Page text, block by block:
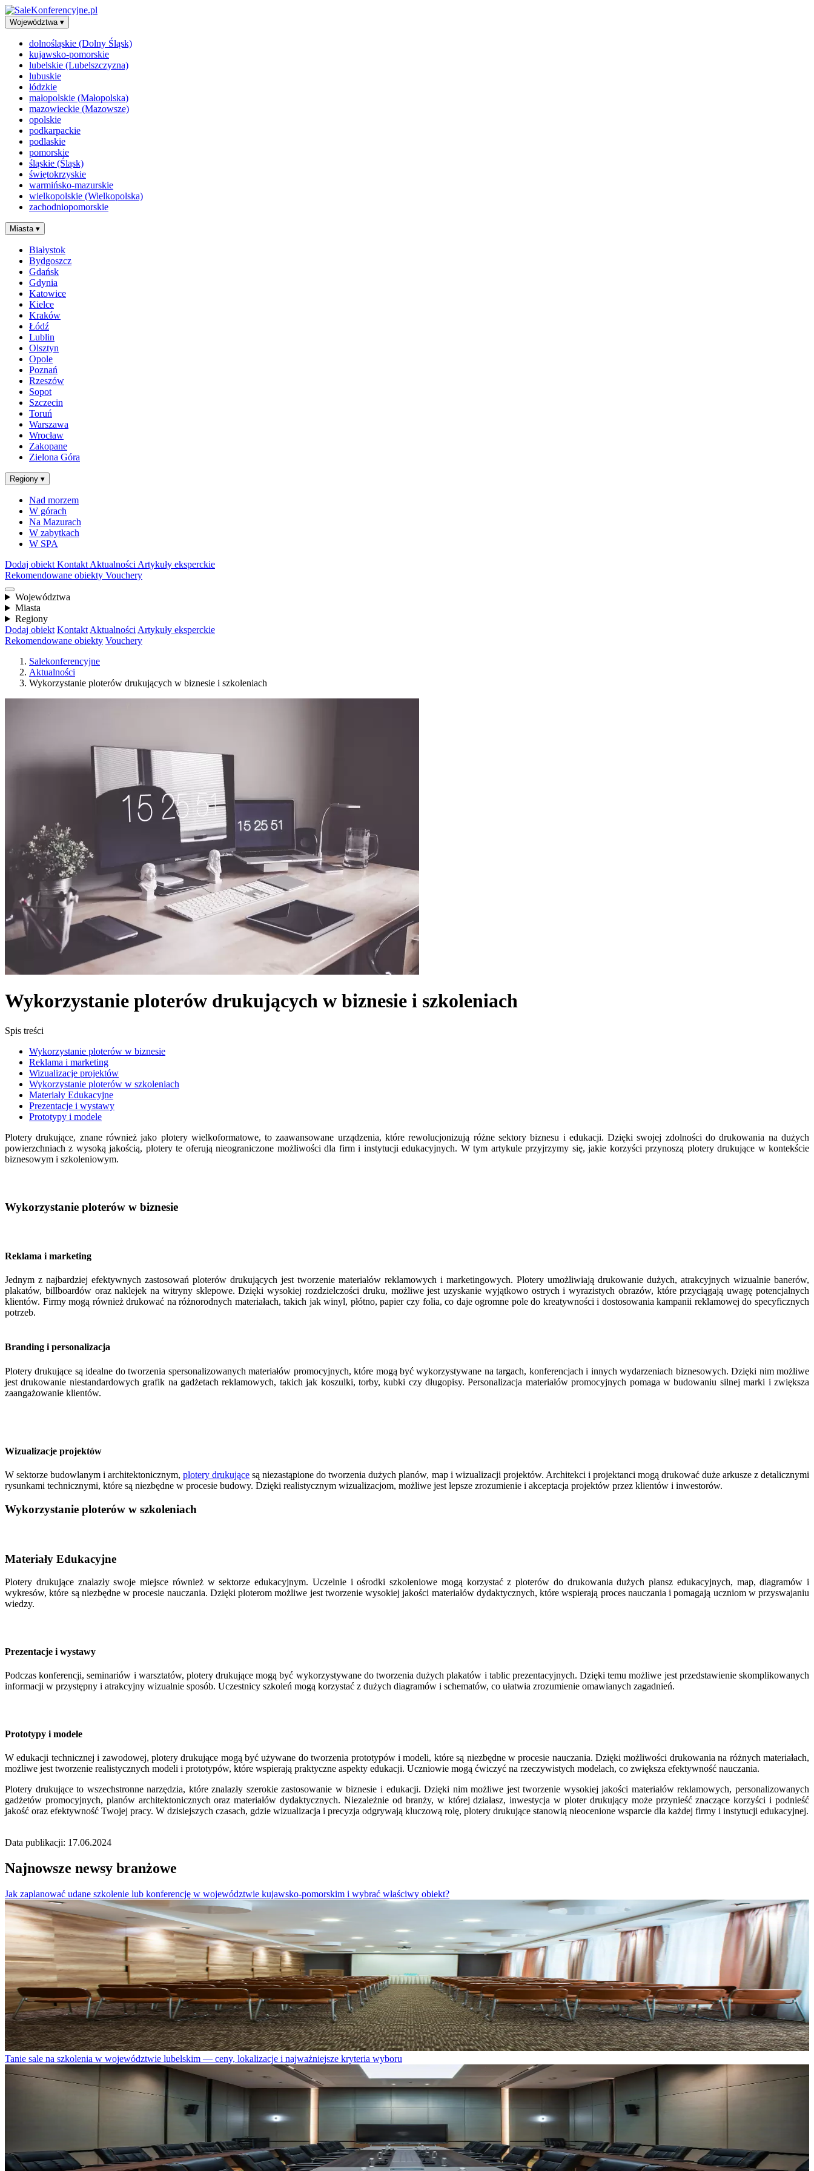
Województwa ▾
dolnośląskie (Dolny Śląsk)
kujawsko-pomorskie
lubelskie (Lubelszczyzna)
lubuskie
łódzkie
małopolskie (Małopolska)
mazowieckie (Mazowsze)
opolskie
podkarpackie
podlaskie
pomorskie
śląskie (Śląsk)
świętokrzyskie
warmińsko-mazurskie
wielkopolskie (Wielkopolska)
zachodniopomorskie
Miasta ▾
Białystok
Bydgoszcz
Gdańsk
Gdynia
Katowice
Kielce
Kraków
Łódź
Lublin
Olsztyn
Opole
Poznań
Rzeszów
Sopot
Szczecin
Toruń
Warszawa
Wrocław
Zakopane
Zielona Góra
Regiony ▾
Nad morzem
W górach
Na Mazurach
W zabytkach
W SPA
Dodaj obiekt Kontakt Aktualności Artykuły eksperckie
Rekomendowane obiekty Vouchery
Województwa
Miasta
Regiony
Dodaj obiekt Kontakt Aktualności Artykuły eksperckie
Rekomendowane obiekty Vouchery
Salekonferencyjne
Aktualności
Wykorzystanie ploterów drukujących w biznesie i szkoleniach
Wykorzystanie ploterów drukujących w biznesie i szkoleniach
Spis treści
Wykorzystanie ploterów w biznesie
Reklama i marketing
Wizualizacje projektów
Wykorzystanie ploterów w szkoleniach
Materiały Edukacyjne
Prezentacje i wystawy
Prototypy i modele
Plotery drukujące, znane również jako plotery wielkoformatowe, to zaawansowane urządzenia, które rewolucjonizują różne sektory biznesu i edukacji. Dzięki swojej zdolności do drukowania na dużych
powierzchniach z wysoką jakością, plotery te oferują nieograniczone możliwości dla firm i instytucji edukacyjnych. W tym artykule przyjrzymy się, jakie korzyści przynoszą plotery drukujące w kontekście
biznesowym i szkoleniowym.
Wykorzystanie ploterów w biznesie
Reklama i marketing
Jednym z najbardziej efektywnych zastosowań ploterów drukujących jest tworzenie materiałów reklamowych i marketingowych. Plotery umożliwiają drukowanie dużych, atrakcyjnych wizualnie banerów,
plakatów, billboardów oraz naklejek na witryny sklepowe. Dzięki wysokiej rozdzielczości druku, możliwe jest uzyskanie wyjątkowo ostrych i wyrazistych obrazów, które przyciągają uwagę potencjalnych
klientów. Firmy mogą również drukować na różnorodnych materiałach, takich jak winyl, płótno, papier czy folia, co daje ogromne pole do kreatywności i dostosowania kampanii reklamowej do specyficznych
potrzeb.
Branding i personalizacja
Plotery drukujące są idealne do tworzenia spersonalizowanych materiałów promocyjnych, które mogą być wykorzystywane na targach, konferencjach i innych wydarzeniach biznesowych. Dzięki nim możliwe
jest drukowanie niestandardowych grafik na gadżetach reklamowych, takich jak koszulki, torby, kubki czy długopisy. Personalizacja materiałów promocyjnych pomaga w budowaniu silnej marki i zwiększa
zaangażowanie klientów.
Wizualizacje projektów
W sektorze budowlanym i architektonicznym,plotery drukujące są niezastąpione do tworzenia dużych planów, map i wizualizacji projektów. Architekci i projektanci mogą drukować duże arkusze z detalicznymi
rysunkami technicznymi, które są niezbędne w procesie budowy. Dzięki realistycznym wizualizacjom, możliwe jest lepsze zrozumienie i akceptacja projektów przez klientów i inwestorów.
Wykorzystanie ploterów w szkoleniach
Materiały Edukacyjne
Plotery drukujące znalazły swoje miejsce również w sektorze edukacyjnym. Uczelnie i ośrodki szkoleniowe mogą korzystać z ploterów do drukowania dużych plansz edukacyjnych, map, diagramów i
wykresów, które są niezbędne w procesie nauczania. Dzięki ploterom możliwe jest tworzenie wysokiej jakości materiałów dydaktycznych, które wspierają proces nauczania i pomagają uczniom w przyswajaniu
wiedzy.
Prezentacje i wystawy
Podczas konferencji, seminariów i warsztatów, plotery drukujące mogą być wykorzystywane do tworzenia dużych plakatów i tablic prezentacyjnych. Dzięki temu możliwe jest przedstawienie skomplikowanych
informacji w przystępny i atrakcyjny wizualnie sposób. Uczestnicy szkoleń mogą korzystać z dużych diagramów i schematów, co ułatwia zrozumienie omawianych zagadnień.
Prototypy i modele
W edukacji technicznej i zawodowej, plotery drukujące mogą być używane do tworzenia prototypów i modeli, które są niezbędne w procesie nauczania. Dzięki możliwości drukowania na różnych materiałach,
możliwe jest tworzenie realistycznych modeli i prototypów, które wspierają praktyczne aspekty edukacji. Uczniowie mogą ćwiczyć na rzeczywistych modelach, co zwiększa efektywność nauczania.
Plotery drukujące to wszechstronne narzędzia, które znalazły szerokie zastosowanie w biznesie i edukacji. Dzięki nim możliwe jest tworzenie wysokiej jakości materiałów reklamowych, personalizowanych
gadżetów promocyjnych, planów architektonicznych oraz materiałów dydaktycznych. Niezależnie od branży, w której działasz, inwestycja w ploter drukujący może przynieść znaczące korzyści i podnieść
jakość oraz efektywność Twojej pracy. W dzisiejszych czasach, gdzie wizualizacja i precyzja odgrywają kluczową rolę, plotery drukujące stanowią nieocenione wsparcie dla każdej firmy i instytucji edukacyjnej.
Data publikacji: 17.06.2024
Najnowsze newsy branżowe
Jak zaplanować udane szkolenie lub konferencję w województwie kujawsko-pomorskim i wybrać właściwy obiekt?
Tanie sale na szkolenia w województwie lubelskim — ceny, lokalizacje i najważniejsze kryteria wyboru